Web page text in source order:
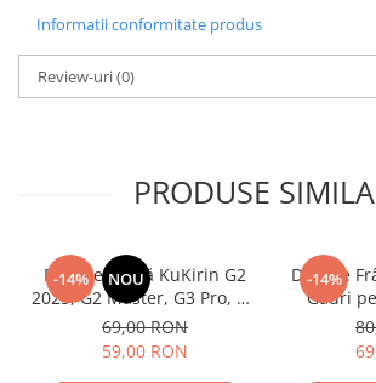
Informatii conformitate produs
Review-uri(0)
PRODUSE
-14% NOU
Plăcuțe Frână KuKirin G2
2025, G2 Master, G3 Pro, G4
– Set 2 Bucăți (Față sau
Spate) Premium
69,00 RON
59,00 RON
-14%
Disc de
Găuri
Electrice
2025)